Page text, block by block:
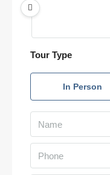
Tour Type
In Person